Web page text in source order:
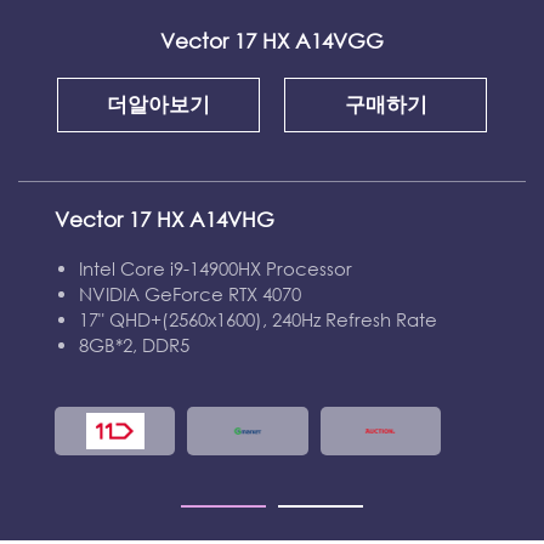
Vector 17 HX A14VGG
더알아보기 구매하기
Vector 17 HX A14VHG
Intel Core i9-14900HX Processor
NVIDIA GeForce RTX 4070
17" QHD+(2560x1600), 240Hz Refresh Rate
8GB*2, DDR5